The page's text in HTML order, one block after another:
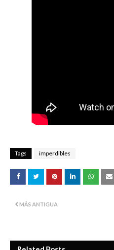
Tags imperdibles
MÁS ANTIGUA